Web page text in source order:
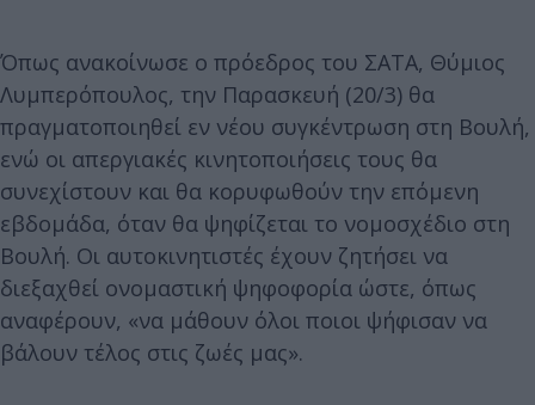
Όπως ανακοίνωσε ο πρόεδρος του ΣΑΤΑ, Θύμιος
Λυμπερόπουλος, την Παρασκευή (20/3) θα
πραγματοποιηθεί εν νέου συγκέντρωση στη Βουλή,
ενώ οι απεργιακές κινητοποιήσεις τους θα
συνεχίστουν και θα κορυφωθούν την επόμενη
εβδομάδα, όταν θα ψηφίζεται το νομοσχέδιο στη
Βουλή. Οι αυτοκινητιστές έχουν ζητήσει να
διεξαχθεί ονομαστική ψηφοφορία ώστε, όπως
αναφέρουν, «να μάθουν όλοι ποιοι ψήφισαν να
βάλουν τέλος στις ζωές μας».